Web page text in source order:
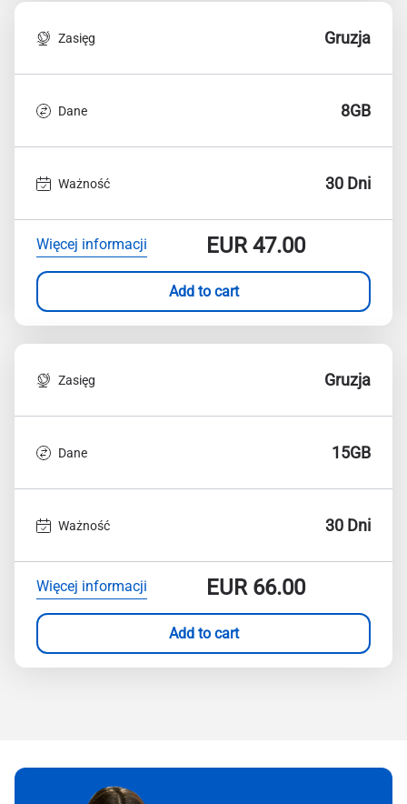
Zasięg Gruzja
Dane 8GB
Ważność 30 Dni
Więcej informacji EUR47.00
Add to cart
Zasięg Gruzja
Dane 15GB
Ważność 30 Dni
Więcej informacji EUR66.00
Add to cart